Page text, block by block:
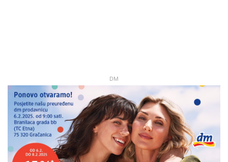
DM